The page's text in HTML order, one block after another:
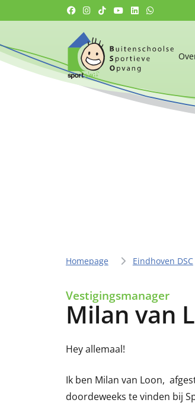
Homepage Eindhoven DSC
Vestigingsmanager
Milan van
Hey allemaal!
Ik ben Milan van Loon,
doordeweeks te vinden bij